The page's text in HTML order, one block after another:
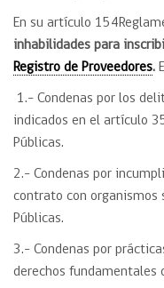
En su artículo
inhabilidades para
Registro de Proveedores.
1.- Condenas por los
indicados en el artículo
Públicas.
2.- Condenas por
contrato con organismos
Públicas.
3.- Condenas por
derechos fundamentales